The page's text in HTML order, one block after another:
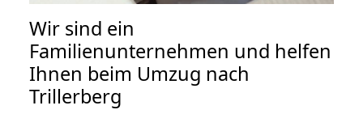
Wir sind ein
Familienunternehmen und helfen
Ihnen beim Umzug nach
Trillerberg